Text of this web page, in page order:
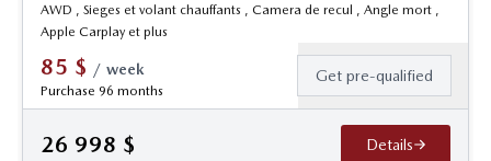
AWD , Sieges et volant chauffants , Camera de recul , Angle mort ,
Apple Carplay et plus
85 $ / week
Purchase 96 months
Get pre-qualified
26 998 $ Details